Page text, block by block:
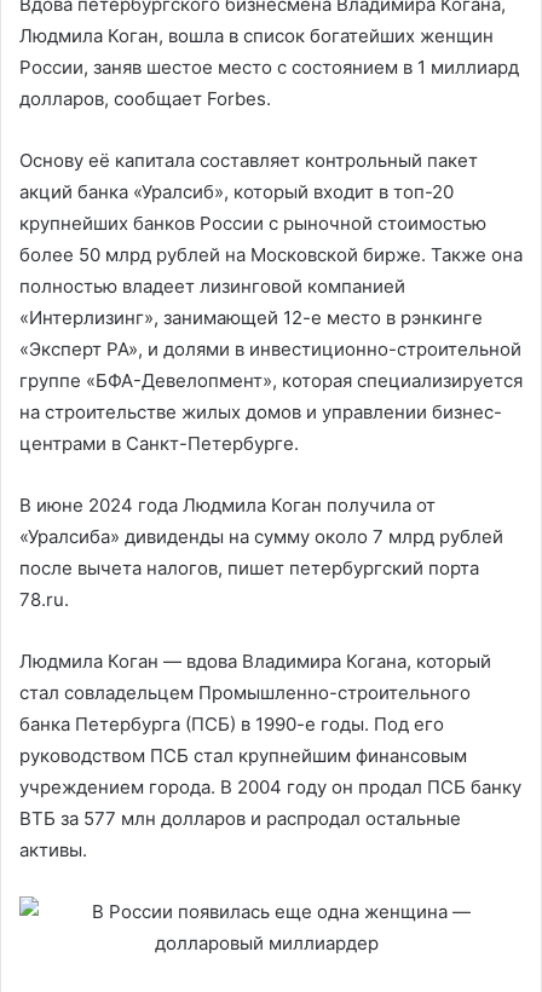
Людмила Коган, вошла в список богатейших женщин
России, заняв шестое место с состоянием в 1 миллиард
долларов, сообщает Forbes.
Основу её капитала составляет контрольный пакет
акций банка «Уралсиб», который входит в топ-20
крупнейших банков России с рыночной стоимостью
более 50 млрд рублей на Московской бирже. Также она
полностью владеет лизинговой компанией
«Интерлизинг», занимающей 12-е место в рэнкинге
«Эксперт РА», и долями в инвестиционно-строительной
группе «БФА-Девелопмент», которая специализируется
на строительстве жилых домов и управлении бизнес-
центрами в Санкт-Петербурге.
В июне 2024 года Людмила Коган получила от
«Уралсиба» дивиденды на сумму около 7 млрд рублей
после вычета налогов, пишет петербургский порта
78.ru.
Людмила Коган — вдова Владимира Когана, который
стал совладельцем Промышленно-строительного
банка Петербурга (ПСБ) в 1990-е годы. Под его
руководством ПСБ стал крупнейшим финансовым
учреждением города. В 2004 году он продал ПСБ банку
ВТБ за 577 млн долларов и распродал остальные
активы.